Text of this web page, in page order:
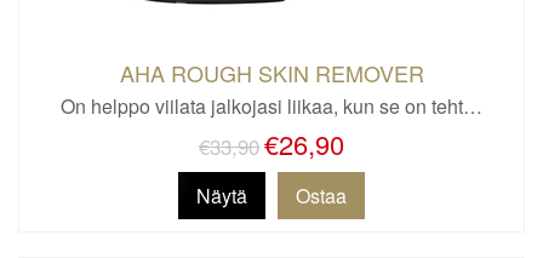
AHA ROUGH SKIN REMOVER
On helppo viilata jalkojasi liikaa, kun se on teht…
€33,90€26,90
Näytä